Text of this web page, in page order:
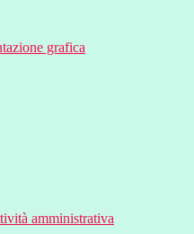
grafica
amministrativa